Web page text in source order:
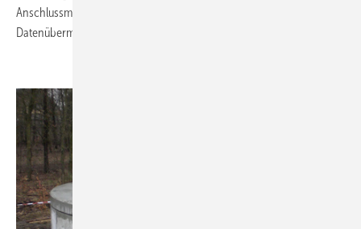
Anschlussmöglichkeit für RS 232-Schnittstellen zur externen
Datenübermittlung.